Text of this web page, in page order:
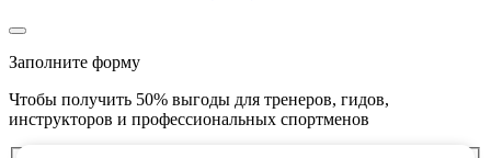
Заполните форму
Чтобы получить 50% выгоды для тренеров, гидов,
инструкторов и профессиональных спортменов